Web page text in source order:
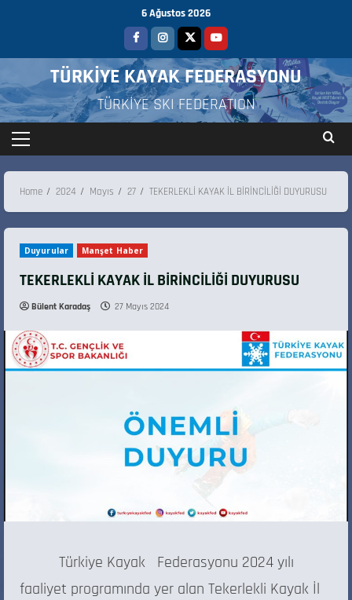
6 Ağustos 2026
TÜRKİYE KAYAK FEDERASYONU
TÜRKİYE SKI FEDERATION
Home 2024 Mayıs 27 TEKERLEKLİ KAYAK İL BİRİNCİLİĞİ DUYURUSU
Duyurular Manşet Haber
TEKERLEKLİ KAYAK İL BİRİNCİLİĞİ DUYURUSU
Bülent Karadaş 27 Mayıs 2024
Türkiye Kayak Federasyonu 2024 yılı
faaliyet programında yer alan Tekerlekli Kayak İl